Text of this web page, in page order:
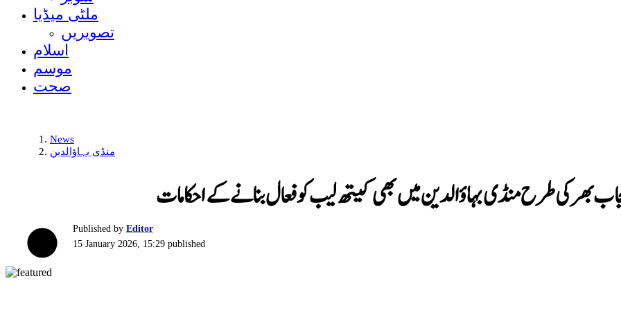
ملٹی میڈیا
تصویریں
اسلام
موسم
صحت
News
منڈی بہاؤالدین
بھر کی طرح منڈی بہاؤالدین میں بھی کیتھ لیب کو فعال بنانے کے احکامات
Published by Editor
15 January 2026, 15:29 published